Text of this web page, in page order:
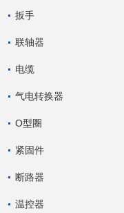
扳手
联轴器
电缆
气电转换器
O型圈
紧固件
断路器
温控器